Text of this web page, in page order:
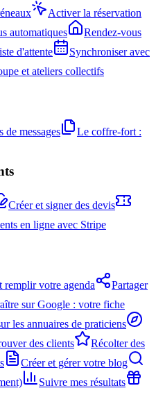
Activer la réservation
automatiques
Rendez-vous
d'attente
Synchroniser avec
et ateliers collectifs
de messages
Le coffre-fort :
Créer et signer des devis
en ligne avec Stripe
remplir votre agenda
Partager
sur Google : votre fiche
les annuaires de praticiens
des clients
Récolter des
Créer et gérer votre blog
Suivre mes résultats